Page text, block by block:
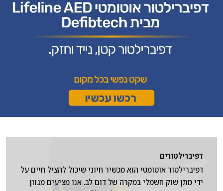
דפיברילטורים
דפיברילטור אוטומטי הוא מכשיר חיוני שיכול להציל חיים על
ידי מתן שוק חשמלי במקרה של דום לב. אנו מציעים מגוון